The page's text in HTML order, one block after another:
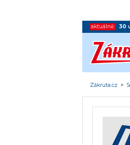
aktuálně: 30
Zákruta.cz >